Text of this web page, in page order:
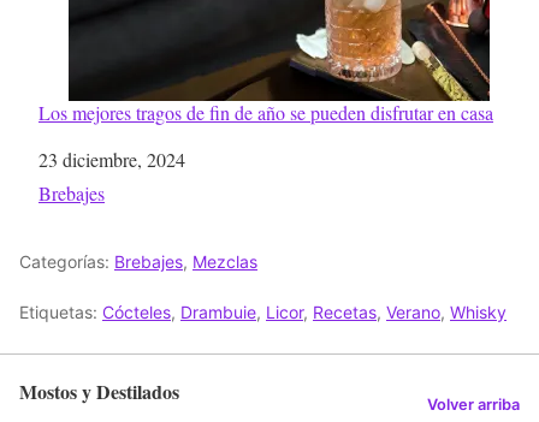
Los mejores tragos de fin de año se pueden disfrutar en casa
Fecha
23 diciembre, 2024
Respecto a
Brebajes
Categorías: Brebajes, Mezclas
Etiquetas: Cócteles, Drambuie, Licor, Recetas, Verano, Whisky
Mostos y Destilados Volver arriba